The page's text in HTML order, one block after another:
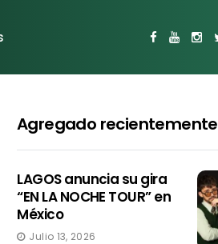
Agregado recientemente
LAGOS anuncia su gira
“EN LA NOCHE TOUR” en
México
Julio 13, 2026